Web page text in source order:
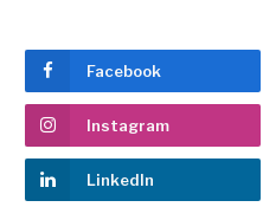
Facebook
Instagram
LinkedIn